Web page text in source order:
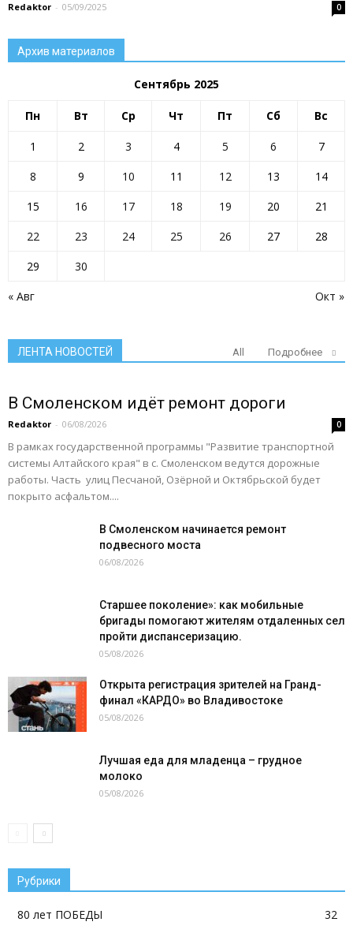
Redaktor - 05/09/2025 0
Архив материалов
Сентябрь 2025
Пн Вт Ср Чт Пт Сб Вс
« Авг Окт »
1 2 3 4 5 6
7
8
9 10 11 12 13
14
15
16 17 18 19 20
21
22
23 24 25 26 27
28
29
30
ЛЕНТА НОВОСТЕЙ All Подробнее
В Смоленском идёт ремонт дороги
Redaktor - 06/08/2026 0
В рамках государственной программы "Развитие транспортной
системы Алтайского края" в с. Смоленском ведутся дорожные
работы. Часть улиц Песчаной, Озёрной и Октябрьской будет
покрыто асфальтом....
В Смоленском начинается ремонт
подвесного моста
06/08/2026
Старшее поколение»: как мобильные
бригады помогают жителям отдаленных сел
пройти диспансеризацию.
05/08/2026
Открыта регистрация зрителей на Гранд-
финал «КАРДО» во Владивостоке
05/08/2026
Лучшая еда для младенца – грудное
молоко
05/08/2026
Рубрики
80 лет ПОБЕДЫ
32